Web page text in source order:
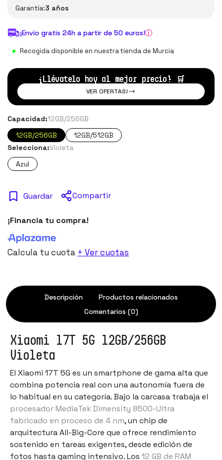
Garantía:3 años
¡Envío gratis 24h a partir de 50 euros!
Recogida disponible en nuestra tienda de Murcia
¡Llévatelo hoy al mejor precio! 🛒
VER OFERTAS!
Capacidad:12GB/256GB
12GB/256GB
12GB/512GB
Selecciona:Violeta
Azul
Guardar Compartir
¡Financia tu compra!
Calcula tu cuota + Ver cuotas
Descripción
Productos relacionados
Comentarios (0)
Xiaomi 17T 5G 12GB/256GB
Violeta
El Xiaomi 17T 5G es un smartphone de gama alta que
combina potencia real con una autonomía fuera de
lo habitual en su categoría. Bajo la carcasa trabaja el
procesador MediaTek Dimensity 8500-Ultra
fabricado en proceso de 4 nm, un chip de
arquitectura All-Big-Core que ofrece rendimiento
sostenido en tareas exigentes, desde edición de
fotos hasta gaming intensivo. Los 12 GB de RAM